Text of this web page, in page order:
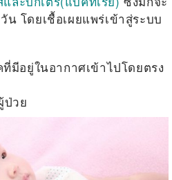
น โดยเชื้อเผยแพร่เข้าสู่ระบบ
ที่มีอยู่ในอากาศเข้าไปโดยตรง
ป่วย